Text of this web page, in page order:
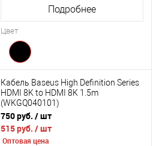
Подробнее
Цвет
Кабель Baseus High Definition Series
HDMI 8K to HDMI 8K 1.5m
(WKGQ040101)
750 руб. / шт
515 руб. / шт
Оптовая цена